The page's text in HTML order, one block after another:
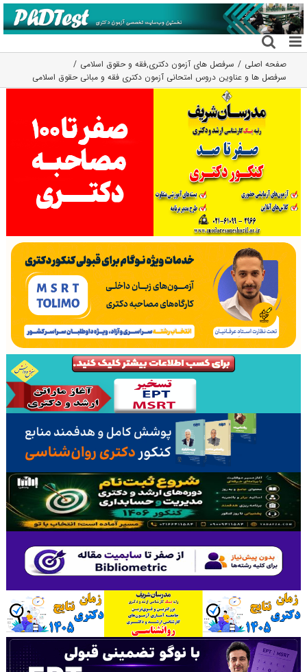
رفتن
به
محتوا
صفحه اصلی سرفصل های آزمون دکتری,فقه و حقوق اسلامی
سرفصل ها و عناوین دروس امتحانی آزمون دکتری فقه و مبانی حقوق اسلامی